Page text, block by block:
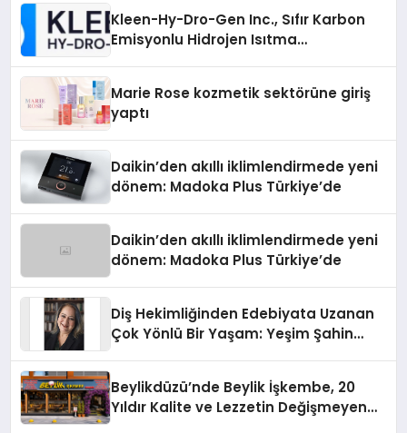
Kleen-Hy-Dro-Gen Inc., Sıfır Karbon
Emisyonlu Hidrojen Isıtma
Marie Rose kozmetik sektörüne giriş
yaptı
Daikin’den akıllı iklimlendirmede yeni
dönem: Madoka Plus Türkiye’de
Daikin’den akıllı iklimlendirmede yeni
dönem: Madoka Plus Türkiye’de
Diş Hekimliğinden Edebiyata Uzanan
Çok Yönlü Bir Yaşam: Yeşim Şahin
Beylikdüzü’nde Beylik İşkembe, 20
Yıldır Kalite ve Lezzetin Değişmeyen